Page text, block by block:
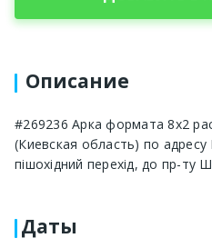
Описание
#269236 Арка формата 8x2
(Киевская область) по
пішохідний перехід, до пр-
Даты